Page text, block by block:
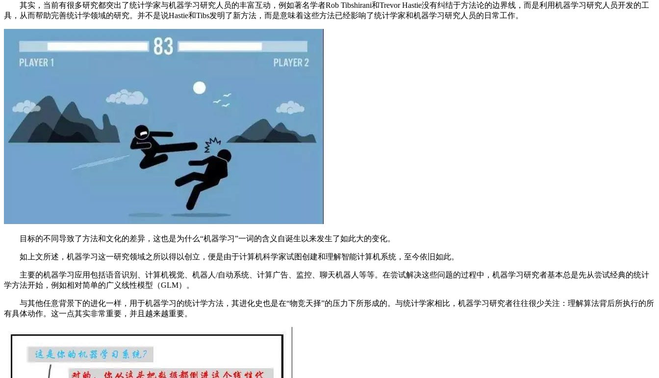
其实，当前有很多研究都突出了统计学家与机器学习研究人员的丰富互动，例如著名学者Rob Tibshirani和Trevor Hastie没有纠结于方法论的边界线，而是利用机器学习研究人员开发的工
具，从而帮助完善统计学领域的研究。并不是说Hastie和Tibs发明了新方法，而是意味着这些方法已经影响了统计学家和机器学习研究人员的日常工作。
目标的不同导致了方法和文化的差异，这也是为什么“机器学习”一词的含义自诞生以来发生了如此大的变化。
如上文所述，机器学习这一研究领域之所以得以创立，便是由于计算机科学家试图创建和理解智能计算机系统，至今依旧如此。
主要的机器学习应用包括语音识别、计算机视觉、机器人/自动系统、计算广告、监控、聊天机器人等等。在尝试解决这些问题的过程中，机器学习研究者基本总是先从尝试经典的统计
学方法开始，例如相对简单的广义线性模型（GLM）。
与其他任意背景下的进化一样，用于机器学习的统计学方法，其进化史也是在“物竞天择”的压力下所形成的。与统计学家相比，机器学习研究者往往很少关注：理解算法背后所执行的所
有具体动作。这一点其实非常重要，并且越来越重要。